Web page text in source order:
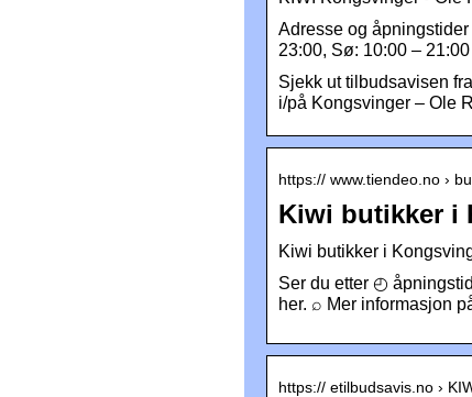
Adresse og åpningstider
23:00, Sø: 10:00 – 21:00
Sjekk ut tilbudsavisen
i/på Kongsvinger – Ole
https:// www.tiendeo.no ›
Kiwi butikker i
Kiwi butikker i
Ser du etter ◴
her. ⌕ Mer informasjon
https:// etilbudsavis.no ›